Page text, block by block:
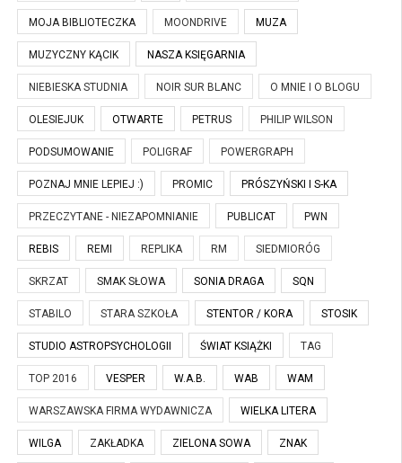
MOJA BIBLIOTECZKA MOONDRIVE MUZA
MUZYCZNY KĄCIK NASZA KSIĘGARNIA
NIEBIESKA STUDNIA NOIR SUR BLANC O MNIE I O BLOGU
OLESIEJUK OTWARTE PETRUS PHILIP WILSON
PODSUMOWANIE POLIGRAF POWERGRAPH
POZNAJ MNIE LEPIEJ :) PROMIC PRÓSZYŃSKI I S-KA
PRZECZYTANE - NIEZAPOMNIANIE PUBLICAT PWN
REBIS REMI REPLIKA RM SIEDMIORÓG
SKRZAT SMAK SŁOWA SONIA DRAGA SQN
STABILO STARA SZKOŁA STENTOR / KORA STOSIK
STUDIO ASTROPSYCHOLOGII ŚWIAT KSIĄŻKI TAG
TOP 2016 VESPER W.A.B. WAB WAM
WARSZAWSKA FIRMA WYDAWNICZA WIELKA LITERA
WILGA ZAKŁADKA ZIELONA SOWA ZNAK